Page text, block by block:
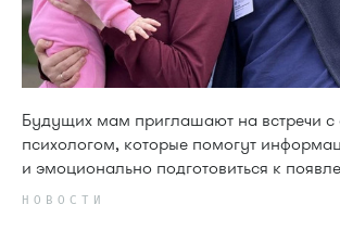
Будущих мам приглашают на встречи
психологом, которые помогут
и эмоционально подготовиться к
НОВОСТИ